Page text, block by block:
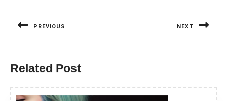
PREVIOUS NEXT
Related Post